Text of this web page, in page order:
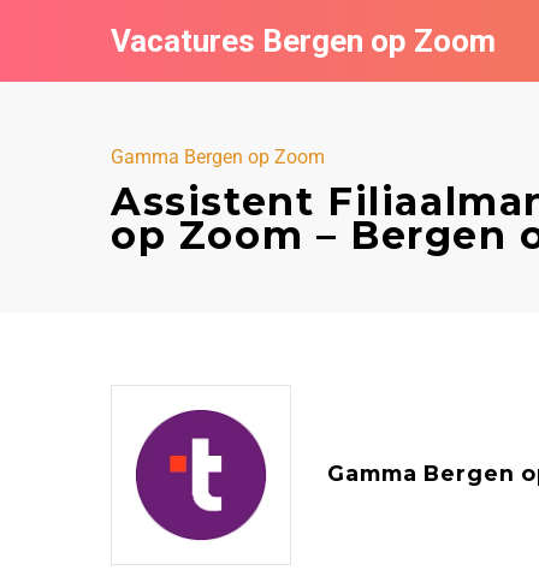
Vacatures Bergen op Zoom
Gamma Bergen op Zoom
Assistent
op Zoom – Bergen
Gamma Bergen